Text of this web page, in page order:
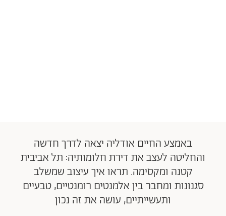
באמצע החיים אודליה יצאה לדרך חדשה
והחליטה לעצב את דירת חלומותיה: תל אביבית
קטנה ומקסימה. תראו איך עיצוב שמשלב
סגנונות ומחבר בין אלמנטים רומנטיים, טבעיים
ותעשייתיים, עושה את זה נכון